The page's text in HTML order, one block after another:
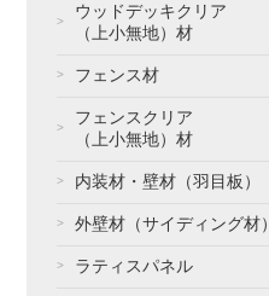
ウッドデッキクリア
（上小無地）材
フェンス材
フェンスクリア
（上小無地）材
内装材・壁材（羽目板）
外壁材（サイディング材）
ラティスパネル